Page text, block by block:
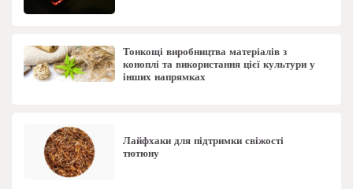
Тонкощі виробництва матеріалів з
коноплі та використання цієї культури у
інших напрямках
Лайфхаки для підтримки свіжості
тютюну